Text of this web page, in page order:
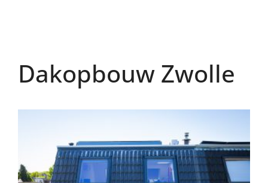
Dakopbouw Zwolle